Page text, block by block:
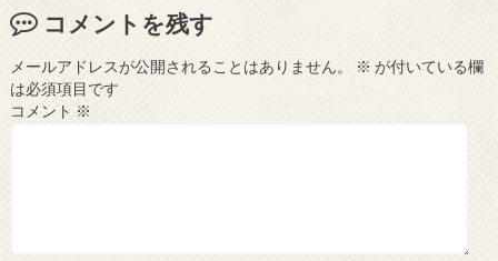
コメントを残す
メールアドレスが公開されることはありません。 ※ が付いている欄
は必須項目です
コメント ※